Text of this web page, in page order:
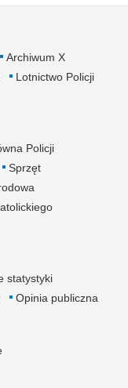
Archiwum X
Lotnictwo Policji
Policji
Sprzęt
statystyki
Opinia publiczna